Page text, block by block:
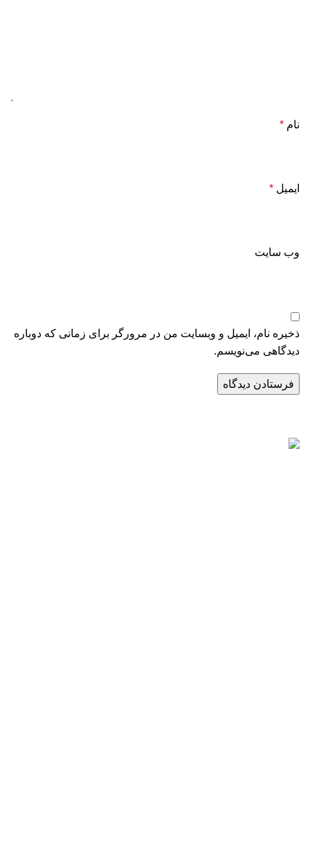
نام *
ایمیل *
وب‌ سایت
ذخیره نام، ایمیل و وبسایت من در مرورگر برای زمانی که دوباره
دیدگاهی می‌نویسم.